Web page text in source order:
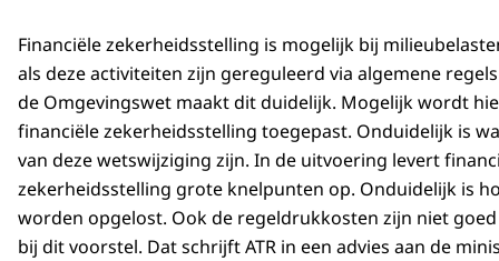
Financiële zekerheidsstelling is mogelijk bij
als deze activiteiten zijn gereguleerd via algemene
de Omgevingswet maakt dit duidelijk. Mogelijk wordt
financiële zekerheidsstelling toegepast. Onduidelijk is
van deze wetswijziging zijn. In de uitvoering levert
zekerheidsstelling grote knelpunten op. Onduidelijk is
worden opgelost. Ook de regeldrukkosten zijn niet
bij dit voorstel. Dat schrijft ATR in een advies aan de